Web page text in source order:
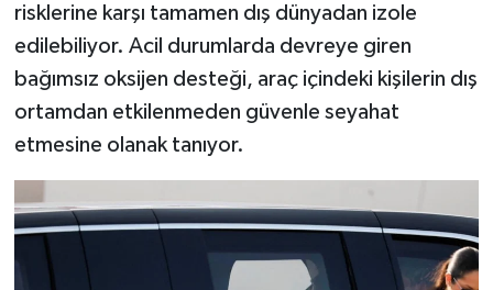
risklerine karşı tamamen dış dünyadan izole
edilebiliyor. Acil durumlarda devreye giren
bağımsız oksijen desteği, araç içindeki kişilerin dış
ortamdan etkilenmeden güvenle seyahat
etmesine olanak tanıyor.